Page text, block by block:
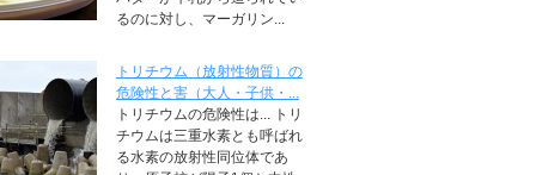
るのに対し、マーガリン...
トリチウム（放射性物質）の
危険性と害（大人・子供・...
トリチウムの危険性は... トリ
チウムは三重水素とも呼ばれ
る水素の放射性同位体であ